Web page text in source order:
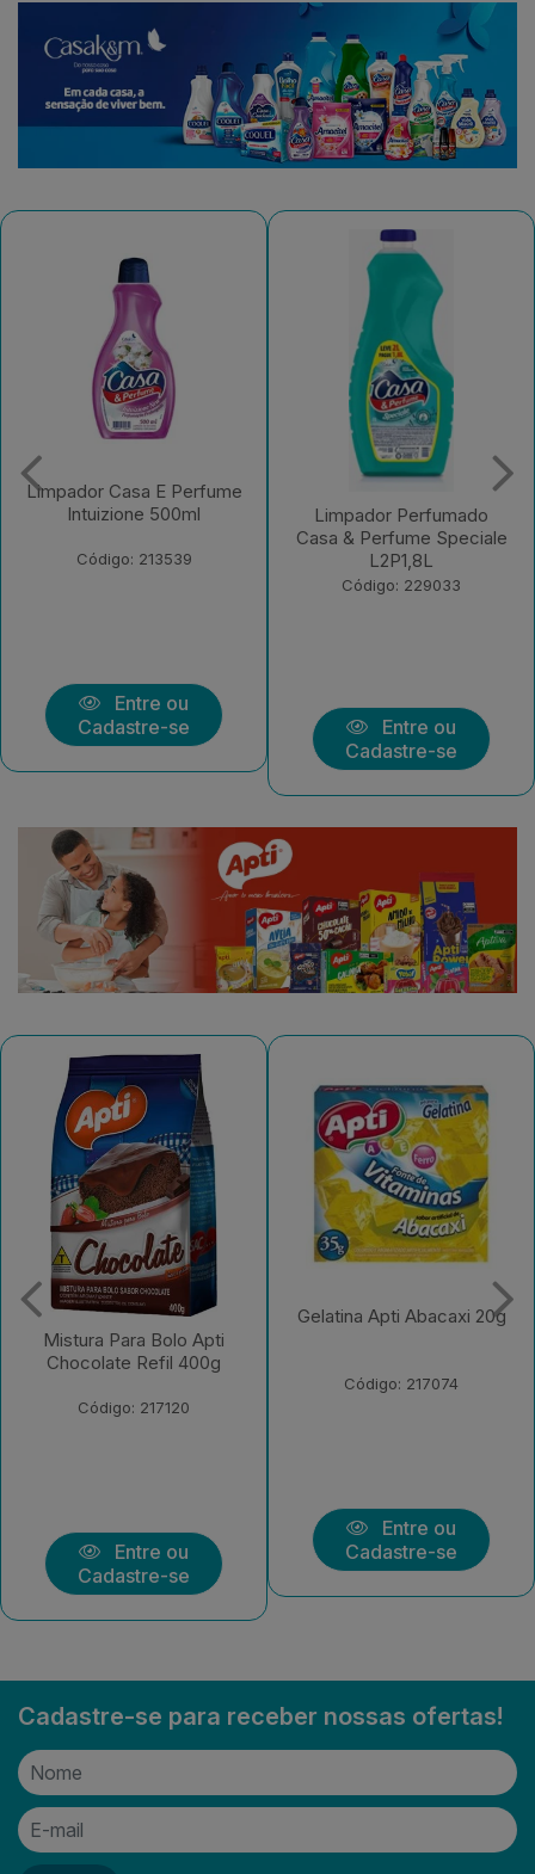
Limpador Perfumado
L2P1,8L
Entre ou
Cadastre-se
Casa & Perfume
Sensazione L2P1,8L
Código: 229032
Entre ou
Cadastre-se
Mistura Para Bolo Apti
Chocolate Refil 400g
Código: 217120
Entre ou
Cadastre-se
Gelatina Apti Abacaxi 20g
Código: 217074
Entre ou
Cadastre-se
Cadastre-se para receber nossas ofertas!